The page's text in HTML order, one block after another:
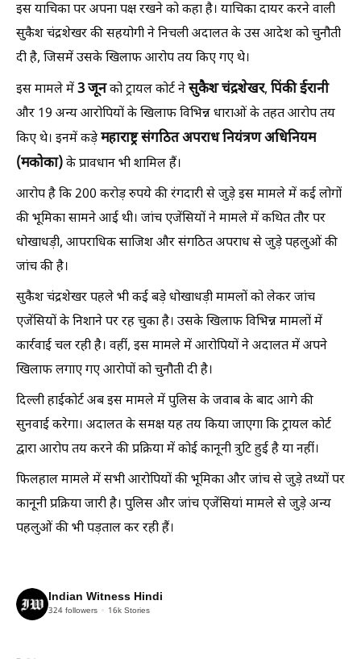
इस याचिका पर अपना पक्ष रखने को कहा है। याचिका दायर करने वाली
सुकैश चंद्रशेखर की सहयोगी ने निचली अदालत के उस आदेश को चुनौती
दी है, जिसमें उसके खिलाफ आरोप तय किए गए थे।
इस मामले में3जूनको ट्रायल कोर्ट नेसुकैशचंद्रशेखर, पिंकीईरानी
और 19 अन्य आरोपियों के खिलाफ विभिन्न धाराओं के तहत आरोप तय
किए थे। इनमें कड़ेमहाराष्ट्रसंगठितअपराधनियंत्रणअधिनियम
(मकोका)के प्रावधान भी शामिल हैं।
आरोप है कि 200 करोड़ रुपये की रंगदारी से जुड़े इस मामले में कई लोगों
की भूमिका सामने आई थी। जांच एजेंसियों ने मामले में कथित तौर पर
धोखाधड़ी, आपराधिक साजिश और संगठित अपराध से जुड़े पहलुओं की
जांच की है।
सुकैश चंद्रशेखर पहले भी कई बड़े धोखाधड़ी मामलों को लेकर जांच
एजेंसियों के निशाने पर रह चुका है। उसके खिलाफ विभिन्न मामलों में
कार्रवाई चल रही है। वहीं, इस मामले में आरोपियों ने अदालत में अपने
खिलाफ लगाए गए आरोपों को चुनौती दी है।
दिल्ली हाईकोर्ट अब इस मामले में पुलिस के जवाब के बाद आगे की
सुनवाई करेगा। अदालत के समक्ष यह तय किया जाएगा कि ट्रायल कोर्ट
द्वारा आरोप तय करने की प्रक्रिया में कोई कानूनी त्रुटि हुई है या नहीं।
फिलहाल मामले में सभी आरोपियों की भूमिका और जांच से जुड़े तथ्यों पर
कानूनी प्रक्रिया जारी है। पुलिस और जांच एजेंसियां मामले से जुड़े अन्य
पहलुओं की भी पड़ताल कर रही हैं।
Indian Witness Hindi
324 followers 16k Stories